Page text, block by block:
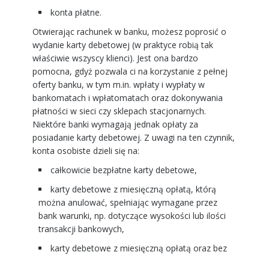
konta płatne.
Otwierając rachunek w banku, możesz poprosić o
wydanie karty debetowej (w praktyce robią tak
właściwie wszyscy klienci). Jest ona bardzo
pomocna, gdyż pozwala ci na korzystanie z pełnej
oferty banku, w tym m.in. wpłaty i wypłaty w
bankomatach i wpłatomatach oraz dokonywania
płatności w sieci czy sklepach stacjonarnych.
Niektóre banki wymagają jednak opłaty za
posiadanie karty debetowej. Z uwagi na ten czynnik,
konta osobiste dzieli się na:
całkowicie bezpłatne karty debetowe,
karty debetowe z miesięczną opłatą, którą
można anulować, spełniając wymagane przez
bank warunki, np. dotyczące wysokości lub ilości
transakcji bankowych,
karty debetowe z miesięczną opłatą oraz bez